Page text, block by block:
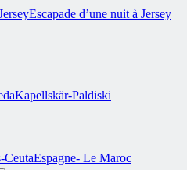
Escapade d’une nuit à Jersey
Kapellskär-Paldiski
CeutaEspagne- Le Maroc